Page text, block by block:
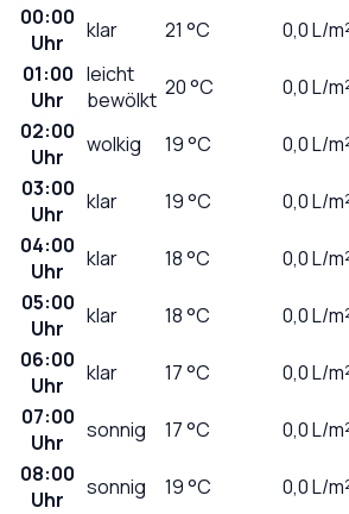
00:00
Uhr
klar 21 °C 0,0L/
01:00
Uhr
leicht
bewölkt 20°C 0,0L/
02:00
Uhr
wolkig 19°C 0,0L/
03:00
Uhr
klar 19°C 0,0L/
04:00
Uhr
klar 18°C 0,0L/
05:00
Uhr
klar 18°C 0,0L/
06:00
Uhr
klar 17°C 0,0L/
07:00
Uhr
sonnig 17°C 0,0L/
08:00
Uhr
sonnig 19°C 0,0L/